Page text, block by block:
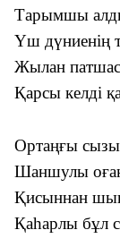
Тарымшы
Үш дүниенің
Жылан
Қарсы келді
Ортаңғы
Шаншулы оған
Қисыннан
Қаһарлы бұл